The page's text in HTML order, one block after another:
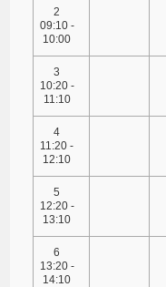
2
09:10 -
10:00
3
10:20 -
11:10
4
11:20 -
12:10
5
12:20 -
13:10
6
13:20 -
14:10